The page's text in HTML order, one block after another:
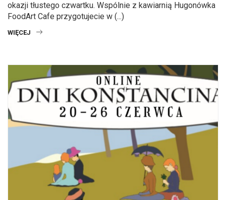
okazji tłustego czwartku. Wspólnie z kawiarnią Hugonówka
FoodArt Cafe przygotujecie w (...)
WIĘCEJ